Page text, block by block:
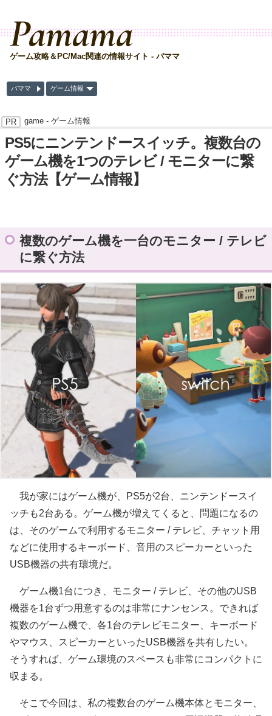
Pamama
ゲーム攻略＆PC/Mac関連の情報サイト - パママ
パママ ゲーム情報
game - ゲーム情報
PS5にニンテンドースイッチ。複数台の
ゲーム機を1つのテレビ / モニターに繋
ぐ方法【ゲーム情報】
複数のゲーム機を一台のモニター / テレビ
に繋ぐ方法
我が家にはゲーム機が、PS5が2台、ニンテンドースイ
ッチも2台ある。ゲーム機が増えてくると、問題になるの
は、そのゲームで利用するモニター / テレビ、チャット用
などに使用するキーボード、音用のスピーカーといった
USB機器の共有環境だ。
ゲーム機1台につき、モニター / テレビ、その他のUSB
機器を1台ずつ用意するのは非常にナンセンス。できれば
複数のゲーム機で、各1台のテレビモニター、キーボード
やマウス、スピーカーといったUSB機器を共有したい。
そうすれば、ゲーム環境のスペースも非常にコンパクトに
収まる。
そこで今回は、私の複数台のゲーム機本体とモニター、